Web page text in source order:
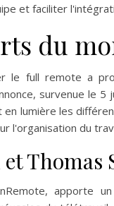
et faciliter
du
le full remote a
survenue le
lumière les
l'organisation du
Thomas
apporte